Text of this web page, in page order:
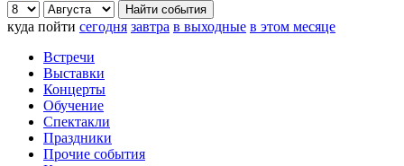
куда пойти сегодня завтра в выходные в этом месяце
Встречи
Выставки
Концерты
Обучение
Спектакли
Праздники
Прочие события